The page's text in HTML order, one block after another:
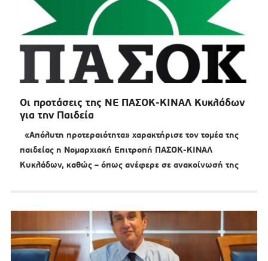
Οι προτάσεις της ΝΕ ΠΑΣΟΚ-ΚΙΝΑΛ Κυκλάδων
για την Παιδεία
«Απόλυτη προτεραιότητα» χαρακτήρισε τον τομέα της
παιδείας η Νομαρχιακή Επιτροπή ΠΑΣΟΚ-ΚΙΝΑΛ
Κυκλάδων, καθώς – όπως ανέφερε σε ανακοίνωσή της